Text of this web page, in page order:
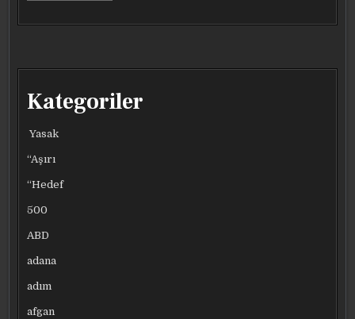
Kategoriler
Yasak
“Aşırı
“Hedef
500
ABD
adana
adım
afgan